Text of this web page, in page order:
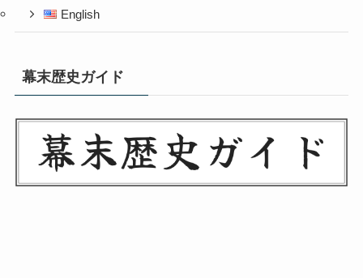
English
幕末歴史ガイド